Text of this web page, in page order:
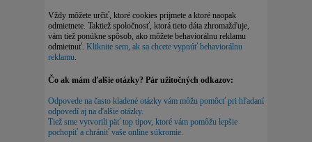
Vždy môžete určiť, ktoré cookies prijmete a ktoré naopak
odmietnete. Taktiež spoločnosť, ktorá tieto dáta zhromažďuje,
vám tiež ponúkne spôsob, ako môžete behaviorálnu reklamu
odmietnuť. Kliknite sem, ak sa chcete vypnúť behaviorálnu
reklamu.
Čo ak mám ďalšie otázky? Pár užitočných odkazov:
Odpovede na často kladené otázky vám môžu pomôcť pri hľadaní
odpovedí aj na ďalšie otázky.
Tiež sme vytvorili päť top tipov, ktoré vám pomôžu lepšie
pochopiť a chrániť vaše online súkromie.